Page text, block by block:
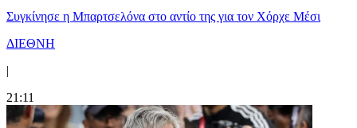
Συγκίνησε η Μπαρτσελόνα στο αντίο της για τον Χόρχε Μέσι
ΔΙΕΘΝΗ
|
21:11